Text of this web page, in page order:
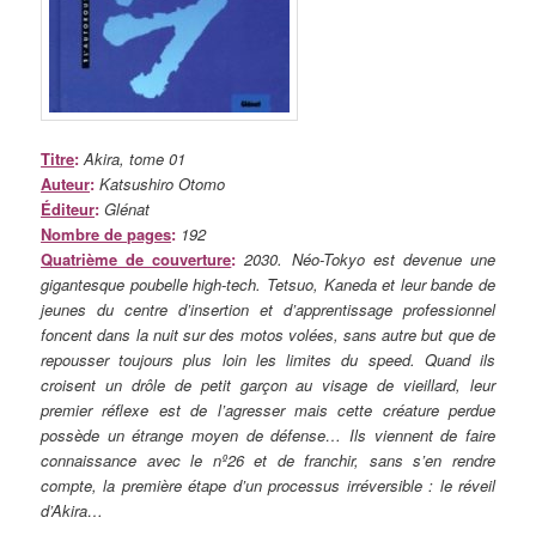
Titre: Akira, tome 01
Auteur:Katsushiro Otomo
Éditeur: Glénat
Nombre de pages: 192
Quatrième de couverture:2030. Néo-Tokyo est devenue une
gigantesque poubelle high-tech. Tetsuo, Kaneda et leur bande de
jeunes du centre d’insertion et d’apprentissage professionnel
foncent dans la nuit sur des motos volées, sans autre but que de
repousser toujours plus loin les limites du speed. Quand ils
croisent un drôle de petit garçon au visage de vieillard, leur
premier réflexe est de l’agresser mais cette créature perdue
possède un étrange moyen de défense… Ils viennent de faire
connaissance avec le nº26 et de franchir, sans s’en rendre
compte, la première étape d’un processus irréversible : le réveil
d’Akira…